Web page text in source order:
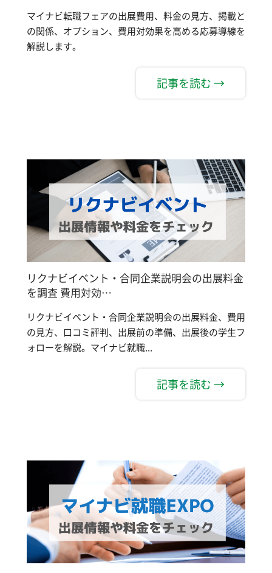
マイナビ転職フェアの出展費用、料金の見方、掲載と
の関係、オプション、費用対効果を高める応募導線を
解説します。
記事を読む →
リクナビイベント・合同企業説明会の出展料金
を調査 費用対効…
リクナビイベント・合同企業説明会の出展料金、費用
の見方、口コミ評判、出展前の準備、出展後の学生フ
ォローを解説。マイナビ就職...
記事を読む →